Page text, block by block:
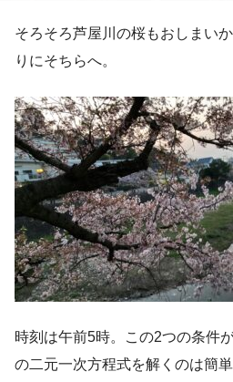
そろそろ芦屋川の桜もおしまい
りにそちらへ。
時刻は午前5時。この2つの条件
の二元一次方程式を解くのは簡単